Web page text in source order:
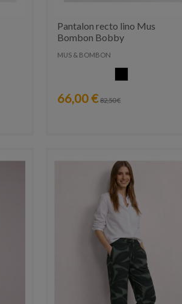
Pantalon recto lino Mus
Bombon Bobby
MUS & BOMBON
66,00 € 82,50 €